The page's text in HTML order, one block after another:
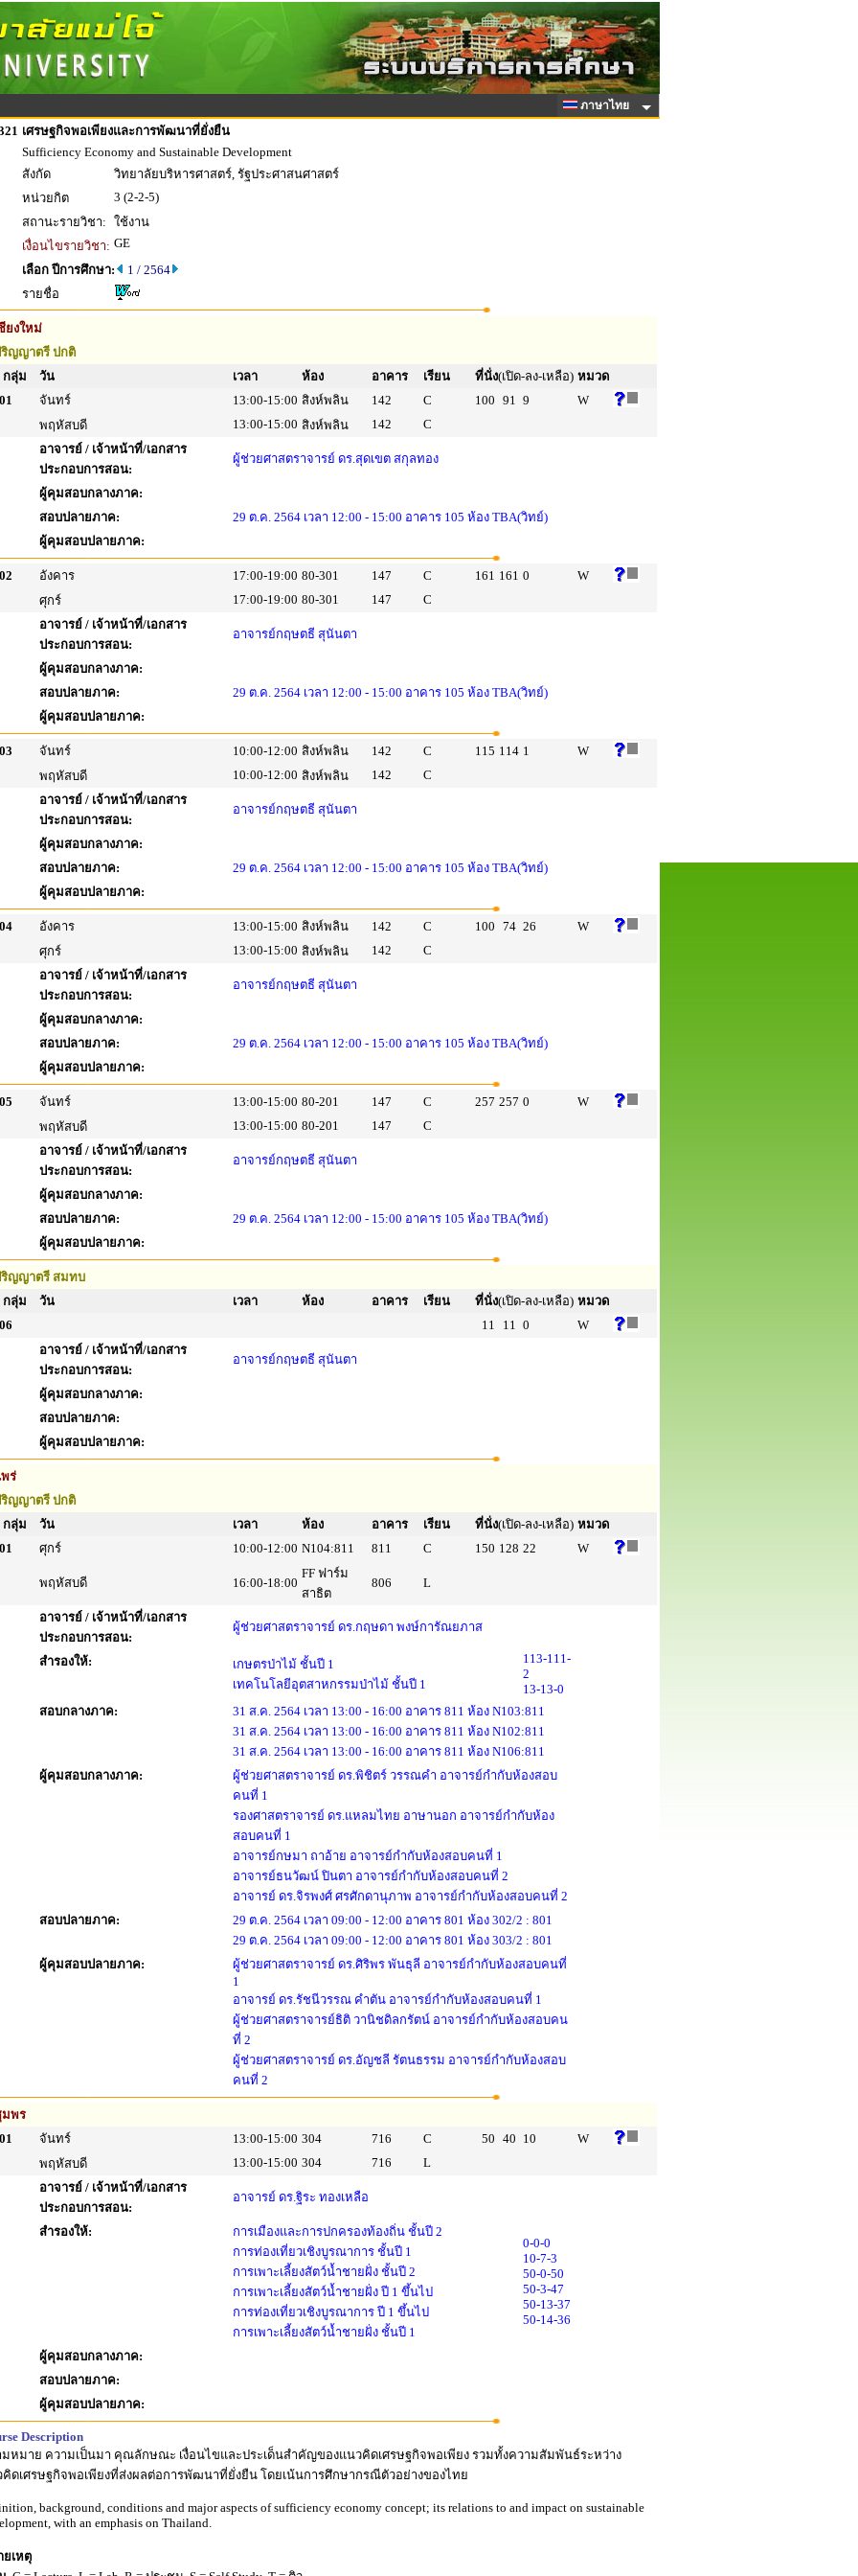
ภาษาไทย
เศรษฐกิจพอเพียงและการพัฒนาที่ยั่งยืน
Sufficiency Economy and Sustainable Development
สังกัด
วิทยาลัยบริหารศาสตร์, รัฐประศาสนศาสตร์
หน่วยกิต
3 (2-2-5)
สถานะรายวิชา: ใช้งาน
เงื่อนไขรายวิชา: GE
เลือก ปีการศึกษา:
1 / 2564
รายชื่อ
ยงใหม่
ญญาตรี ปกติ
กลุ่ม
วัน เวลา ห้อง อาคาร เรียน ที่นั่ง(เปิด-ลง-เหลือ) หมวด
จันทร์ 13:00-15:00 สิงห์พลิน 142 C 100 91 9
W
พฤหัสบดี
13:00-15:00 สิงห์พลิน 142
C
อาจารย์ / เจ้าหน้าที่/เอกสาร
ประกอบการสอน:
ผู้ช่วยศาสตราจารย์ ดร.สุดเขต สกุลทอง
ผู้คุมสอบกลางภาค:
สอบปลายภาค:
29 ต.ค. 2564 เวลา 12:00 - 15:00 อาคาร 105 ห้อง TBA(วิทย์)
ผู้คุมสอบปลายภาค:
อังคาร 17:00-19:00 80-301 147 C 161 161 0
W
ศุกร์
17:00-19:00 80-301 147
C
อาจารย์ / เจ้าหน้าที่/เอกสาร
ประกอบการสอน:
อาจารย์กฤษตธี สุนันตา
ผู้คุมสอบกลางภาค:
สอบปลายภาค:
29 ต.ค. 2564 เวลา 12:00 - 15:00 อาคาร 105 ห้อง TBA(วิทย์)
ผู้คุมสอบปลายภาค:
จันทร์ 10:00-12:00 สิงห์พลิน 142 C 115 114 1
W
พฤหัสบดี
10:00-12:00 สิงห์พลิน 142
C
อาจารย์ / เจ้าหน้าที่/เอกสาร
ประกอบการสอน:
อาจารย์กฤษตธี สุนันตา
ผู้คุมสอบกลางภาค:
สอบปลายภาค:
29 ต.ค. 2564 เวลา 12:00 - 15:00 อาคาร 105 ห้อง TBA(วิทย์)
ผู้คุมสอบปลายภาค:
อังคาร 13:00-15:00 สิงห์พลิน 142 C 100 74 26
W
ศุกร์
13:00-15:00 สิงห์พลิน 142
C
อาจารย์ / เจ้าหน้าที่/เอกสาร
ประกอบการสอน:
อาจารย์กฤษตธี สุนันตา
ผู้คุมสอบกลางภาค:
สอบปลายภาค:
29 ต.ค. 2564 เวลา 12:00 - 15:00 อาคาร 105 ห้อง TBA(วิทย์)
ผู้คุมสอบปลายภาค:
จันทร์ 13:00-15:00 80-201 147 C 257 257 0
W
พฤหัสบดี
13:00-15:00 80-201 147
C
อาจารย์ / เจ้าหน้าที่/เอกสาร
ประกอบการสอน:
อาจารย์กฤษตธี สุนันตา
ผู้คุมสอบกลางภาค:
สอบปลายภาค:
29 ต.ค. 2564 เวลา 12:00 - 15:00 อาคาร 105 ห้อง TBA(วิทย์)
ผู้คุมสอบปลายภาค:
ญญาตรี สมทบ
กลุ่ม
วัน เวลา ห้อง อาคาร เรียน ที่นั่ง(เปิด-ลง-เหลือ) หมวด
11 11 0
W
อาจารย์ / เจ้าหน้าที่/เอกสาร
ประกอบการสอน:
อาจารย์กฤษตธี สุนันตา
ผู้คุมสอบกลางภาค:
สอบปลายภาค:
ผู้คุมสอบปลายภาค:
ร่
ญญาตรี ปกติ
กลุ่ม
วัน เวลา ห้อง อาคาร เรียน ที่นั่ง(เปิด-ลง-เหลือ) หมวด
ศุกร์ 10:00-12:00 N104:811 811 C 150 128 22 W
พฤหัสบดี 16:00-18:00
FF ฟาร์ม
สาธิต
806 L
อาจารย์ / เจ้าหน้าที่/เอกสาร
ประกอบการสอน:
ผู้ช่วยศาสตราจารย์ ดร.กฤษดา พงษ์การัณยภาส
สำรองให้:
เกษตรป่าไม้ ชั้นปี 1
เทคโนโลยีอุตสาหกรรมป่าไม้ ชั้นปี 1
113-111-
2
13-13-0
สอบกลางภาค:
31 ส.ค. 2564 เวลา 13:00 - 16:00 อาคาร 811 ห้อง N103:811
31 ส.ค. 2564 เวลา 13:00 - 16:00 อาคาร 811 ห้อง N102:811
31 ส.ค. 2564 เวลา 13:00 - 16:00 อาคาร 811 ห้อง N106:811
ผู้คุมสอบกลางภาค:
ผู้ช่วยศาสตราจารย์ ดร.พิชิตร์ วรรณคำ อาจารย์กำกับห้องสอบ
คนที่ 1
รองศาสตราจารย์ ดร.แหลมไทย อาษานอก อาจารย์กำกับห้อง
สอบคนที่ 1
อาจารย์กษมา ถาอ้าย อาจารย์กำกับห้องสอบคนที่ 1
อาจารย์ธนวัฒน์ ปินตา อาจารย์กำกับห้องสอบคนที่ 2
อาจารย์ ดร.จิรพงศ์ ศรศักดานุภาพ อาจารย์กำกับห้องสอบคนที่ 2
สอบปลายภาค:
29 ต.ค. 2564 เวลา 09:00 - 12:00 อาคาร 801 ห้อง 302/2 : 801
29 ต.ค. 2564 เวลา 09:00 - 12:00 อาคาร 801 ห้อง 303/2 : 801
ผู้คุมสอบปลายภาค:
ผู้ช่วยศาสตราจารย์ ดร.ศิริพร พันธุลี อาจารย์กำกับห้องสอบคนที่
1
อาจารย์ ดร.รัชนีวรรณ คำตัน อาจารย์กำกับห้องสอบคนที่ 1
ผู้ช่วยศาสตราจารย์ธิติ วานิชดิลกรัตน์ อาจารย์กำกับห้องสอบคน
ที่ 2
ผู้ช่วยศาสตราจารย์ ดร.อัญชลี รัตนธรรม อาจารย์กำกับห้องสอบ
คนที่ 2
พร
จันทร์ 13:00-15:00 304 716 C 50 40 10
W
พฤหัสบดี
13:00-15:00 304 716
L
อาจารย์ / เจ้าหน้าที่/เอกสาร
ประกอบการสอน:
อาจารย์ ดร.ฐิระ ทองเหลือ
สำรองให้:
การเมืองและการปกครองท้องถิ่น ชั้นปี 2
การท่องเที่ยวเชิงบูรณาการ ชั้นปี 1
การเพาะเลี้ยงสัตว์น้ำชายฝั่ง ชั้นปี 2
การเพาะเลี้ยงสัตว์น้ำชายฝั่ง ปี 1 ขึ้นไป
การท่องเที่ยวเชิงบูรณาการ ปี 1 ขึ้นไป
การเพาะเลี้ยงสัตว์น้ำชายฝั่ง ชั้นปี 1
0-0-0
10-7-3
50-0-50
50-3-47
50-13-37
50-14-36
ผู้คุมสอบกลางภาค:
สอบปลายภาค:
ผู้คุมสอบปลายภาค:
Description
หมาย ความเป็นมา คุณลักษณะ เงื่อนไขและประเด็นสำคัญของแนวคิดเศรษฐกิจพอเพียง รวมทั้งความสัมพันธ์ระหว่าง
ดเศรษฐกิจพอเพียงที่ส่งผลต่อการพัฒนาที่ยั่งยืน โดยเน้นการศึกษากรณีตัวอย่างของไทย
background, conditions and major aspects of sufficiency economy concept; its relations to and impact on sustainable
with an emphasis on Thailand.
เหตุ